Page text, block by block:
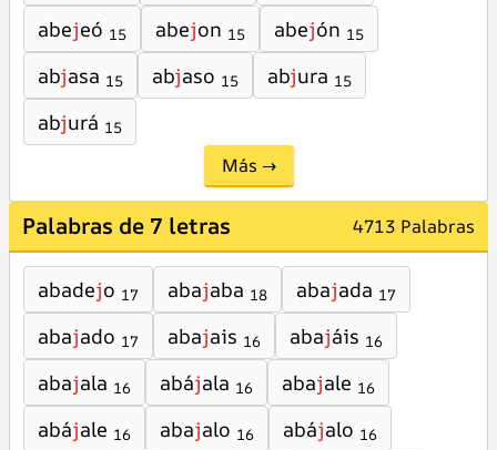
abejeó 15 abejon 15 abejón 15
abjasa 15 abjaso 15 abjura 15
abjurá 15
Más →
Palabras de 7 letras 4713 Palabras
abadejo 17 abajaba 18 abajada 17
abajado 17 abajais 16 abajáis 16
abajala 16 abájala 16 abajale 16
abájale 16 abajalo 16 abájalo 16